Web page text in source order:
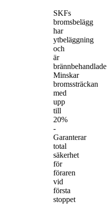
SKFs
bromsbelägg
har
ytbeläggning
och
är
brännbehandlade
Minskar
bromssträckan
med
upp
till
20%
-
Garanterar
total
säkerhet
för
föraren
vid
första
stoppet